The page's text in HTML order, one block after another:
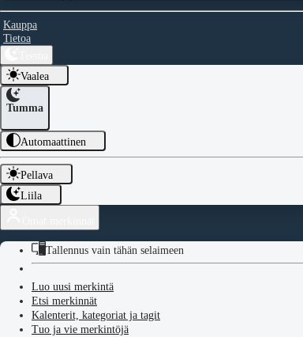
Kauppa
Tietoa
Vaalea
Tumma
Automaattinen
Pellava
Liila
Tallennus vain tähän selaimeen
Luo uusi merkintä
Etsi merkinnät
Kalenterit, kategoriat ja tagit
Tuo ja vie merkintöjä